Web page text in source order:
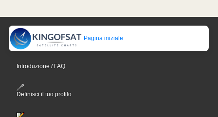
Pagina iniziale
Introduzione / FAQ
Definisci il tuo profilo